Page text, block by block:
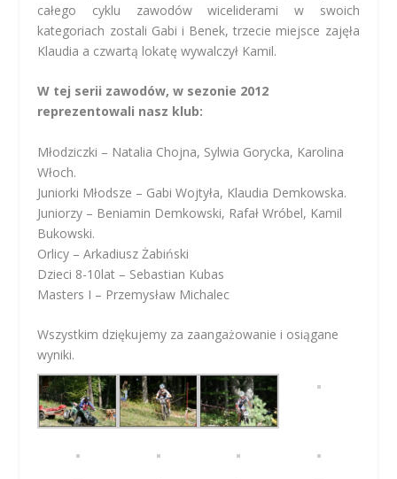
całego cyklu zawodów wiceliderami w swoich
kategoriach zostali Gabi i Benek, trzecie miejsce zajęła
Klaudia a czwartą lokatę wywalczył Kamil.
W tej serii zawodów, w sezonie 2012
reprezentowali nasz klub:
Młodziczki – Natalia Chojna, Sylwia Gorycka, Karolina
Włoch.
Juniorki Młodsze – Gabi Wojtyła, Klaudia Demkowska.
Juniorzy – Beniamin Demkowski, Rafał Wróbel, Kamil
Bukowski.
Orlicy – Arkadiusz Żabiński
Dzieci 8-10lat – Sebastian Kubas
Masters I – Przemysław Michalec
Wszystkim dziękujemy za zaangażowanie i osiągane
wyniki.